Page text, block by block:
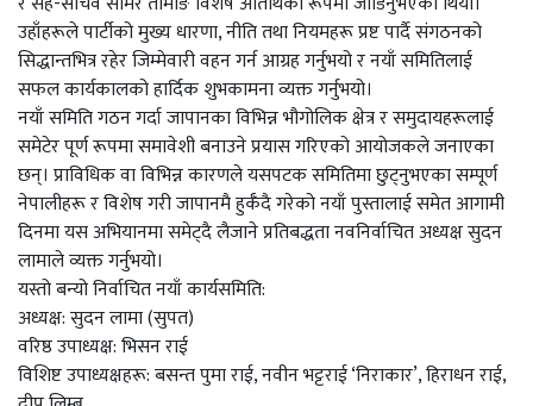
उहाँहरूले पार्टीको मुख्य धारणा, नीति तथा नियमहरू प्रष्ट पार्दै संगठनको
सिद्धान्तभित्र रहेर जिम्मेवारी वहन गर्न आग्रह गर्नुभयो र नयाँ समितिलाई
सफल कार्यकालको हार्दिक शुभकामना व्यक्त गर्नुभयो।
नयाँ समिति गठन गर्दा जापानका विभिन्न भौगोलिक क्षेत्र र समुदायहरूलाई
समेटेर पूर्ण रूपमा समावेशी बनाउने प्रयास गरिएको आयोजकले जनाएका
छन्। प्राविधिक वा विभिन्न कारणले यसपटक समितिमा छुट्नुभएका सम्पूर्ण
नेपालीहरू र विशेष गरी जापानमै हुर्कँदै गरेको नयाँ पुस्तालाई समेत आगामी
दिनमा यस अभियानमा समेट्दै लैजाने प्रतिबद्धता नवनिर्वाचित अध्यक्ष सुदन
लामाले व्यक्त गर्नुभयो।
यस्तो बन्यो निर्वाचित नयाँ कार्यसमिति:
अध्यक्ष: सुदन लामा (सुपत)
वरिष्ठ उपाध्यक्ष: भिसन राई
विशिष्ट उपाध्यक्षहरू: बसन्त पुमा राई, नवीन भट्टराई ‘निराकार’, हिराधन राई,